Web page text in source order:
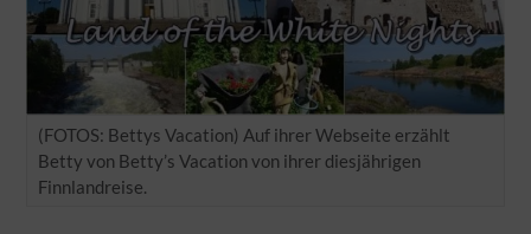
(FOTOS: Bettys Vacation) Auf ihrer Webseite erzählt
Betty von Betty’s Vacation von ihrer diesjährigen
Finnlandreise.